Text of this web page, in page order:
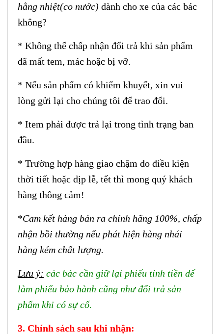
hằng nhiệt(co nước) dành cho xe của các bác
không?
* Không thể chấp nhận đổi trả khi sản phẩm
đã mất tem, mác hoặc bị vỡ.
* Nếu sản phẩm có khiếm khuyết, xin vui
lòng gửi lại cho chúng tôi để trao đổi.
* Item phải được trả lại trong tình trạng ban
đầu.
* Trường hợp hàng giao chậm do điều kiện
thời tiết hoặc dịp lễ, tết thì mong quý khách
hàng thông cảm!
*Cam kết hàng bán ra chính hãng 100%, chấp
nhận bồi thường nếu phát hiện hàng nhái
hàng kém chất lượng.
Lưu ý: các bác cần giữ lại phiếu tính tiền để
làm phiếu bảo hành cũng như đổi trả sản
phẩm khi có sự cố.
3. Chính sách sau khi nhận: